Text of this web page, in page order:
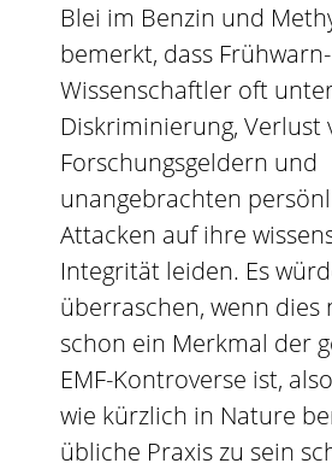
Blei im Benzin und
bemerkt, dass Frühwarn-
Wissenschaftler oft
Diskriminierung, Verlust
Forschungsgeldern und
unangebrachten
Attacken auf ihre
Integrität leiden. Es
überraschen, wenn dies
schon ein Merkmal der
EMF-Kontroverse ist,
wie kürzlich in Nature
übliche Praxis zu sein